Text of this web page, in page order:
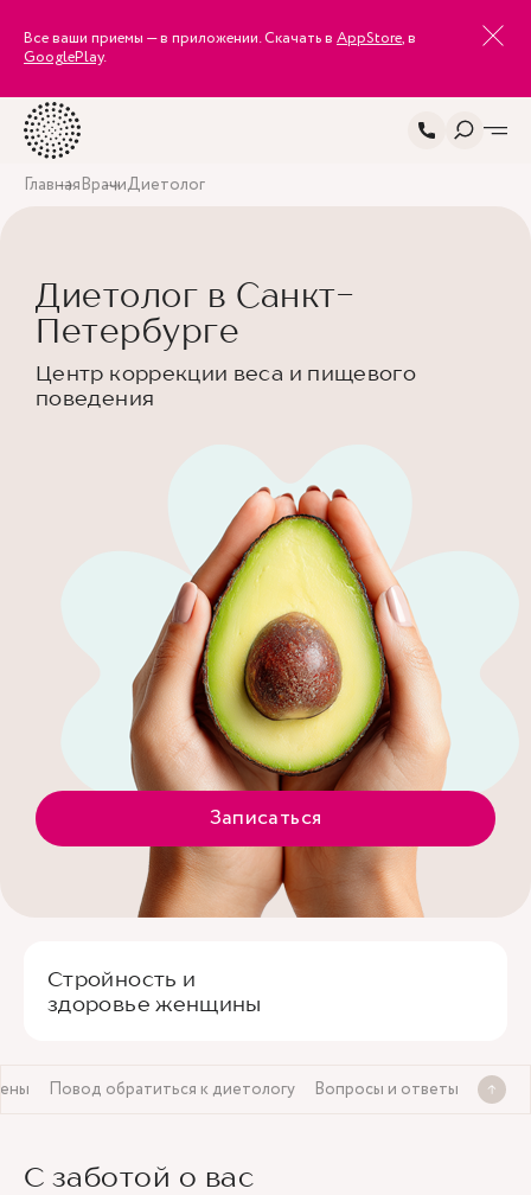
Все ваши приемы — в приложении. Скачать в AppStore, в
GooglePlay.
ГлавнаяВрачиДиетолог
Диетолог в Санкт-
Петербурге
Центр коррекции веса и пищевого
поведения
Записаться
Стройность и
здоровье женщины
Повод обратиться к диетологу Вопросы и ответы
С заботой о вас